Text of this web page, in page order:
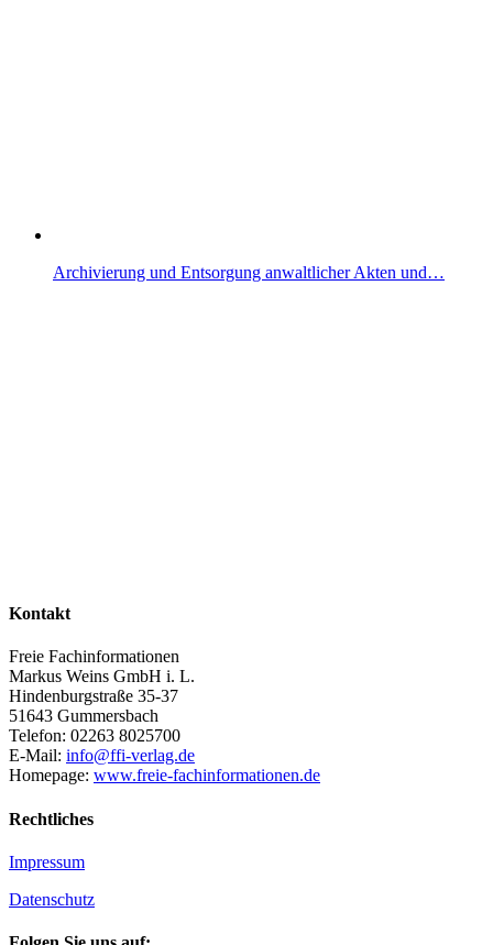
Archivierung und Entsorgung anwaltlicher Akten und…
Kontakt
Freie Fachinformationen
Markus Weins GmbH i. L.
Hindenburgstraße 35-37
51643 Gummersbach
Telefon: 02263 8025700
E-Mail: info@ffi-verlag.de
Homepage: www.freie-fachinformationen.de
Rechtliches
Impressum
Datenschutz